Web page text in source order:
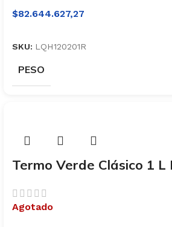
$82.644.627,27
SKU: LQH120201R
PESO
Termo Verde Clásico 1
Agotado